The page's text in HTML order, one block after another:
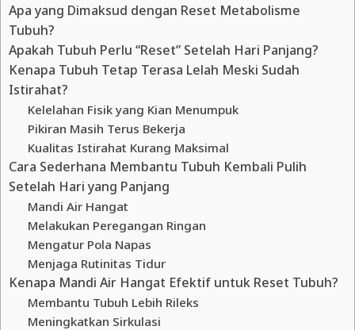
Apa yang Dimaksud dengan Reset Metabolisme
Tubuh?
Apakah Tubuh Perlu “Reset” Setelah Hari Panjang?
Kenapa Tubuh Tetap Terasa Lelah Meski Sudah
Istirahat?
Kelelahan Fisik yang Kian Menumpuk
Pikiran Masih Terus Bekerja
Kualitas Istirahat Kurang Maksimal
Cara Sederhana Membantu Tubuh Kembali Pulih
Setelah Hari yang Panjang
Mandi Air Hangat
Melakukan Peregangan Ringan
Mengatur Pola Napas
Menjaga Rutinitas Tidur
Kenapa Mandi Air Hangat Efektif untuk Reset Tubuh?
Membantu Tubuh Lebih Rileks
Meningkatkan Sirkulasi